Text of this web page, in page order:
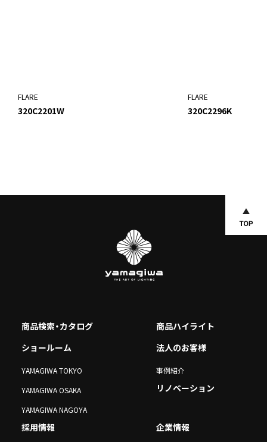
FLARE
320C2201W
FLARE
320C2296K
商品検索・カタログ
商品ハイライト
ショールーム
YAMAGIWA TOKYO
YAMAGIWA OSAKA
YAMAGIWA NAGOYA
法人のお客様
事例紹介
リノベーション
採用情報
企業情報